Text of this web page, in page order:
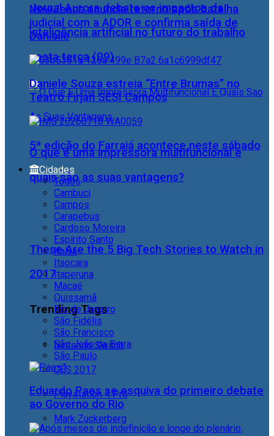
Jornal Aurora debate os impactos da
inteligência artificial no futuro do trabalho
nesta terça (09)
O que é uma impressora multifuncional e
quais são as suas vantagens?
These Are the 5 Big Tech Stories to Watch in
2017
Trending Tags
Nintendo Switch
CES 2017
Playstation 4 Pro
Mark Zuckerberg
NewJeans anuncia retorno após batalha
judicial com a ADOR e confirma saída de
Danielle
Daniele Souza estreia “Entre Brumas” no
Teatro Firjan SESI Campos
5ª edição do Farraiá acontece neste sábado
Cidades
Todos
Cambuci
Campos
Carapebus
Cardoso Moreira
Espírito Santo
Italva
Itaocara
Itaperuna
Macaé
Quissamã
Rio de Janeiro
São Fidélis
São Francisco
São João da Barra
São Paulo
Eduardo Paes se esquiva do primeiro debate
ao Governo do Rio